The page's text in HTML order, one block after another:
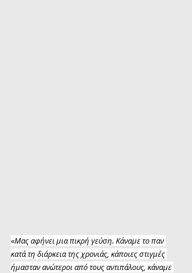
«Μας αφήνει μια πικρή γεύση. Κάναμε το παν
κατά τη διάρκεια της χρονιάς, κάποιες στιγμές
ήμασταν ανώτεροι από τους αντιπάλους, κάναμε